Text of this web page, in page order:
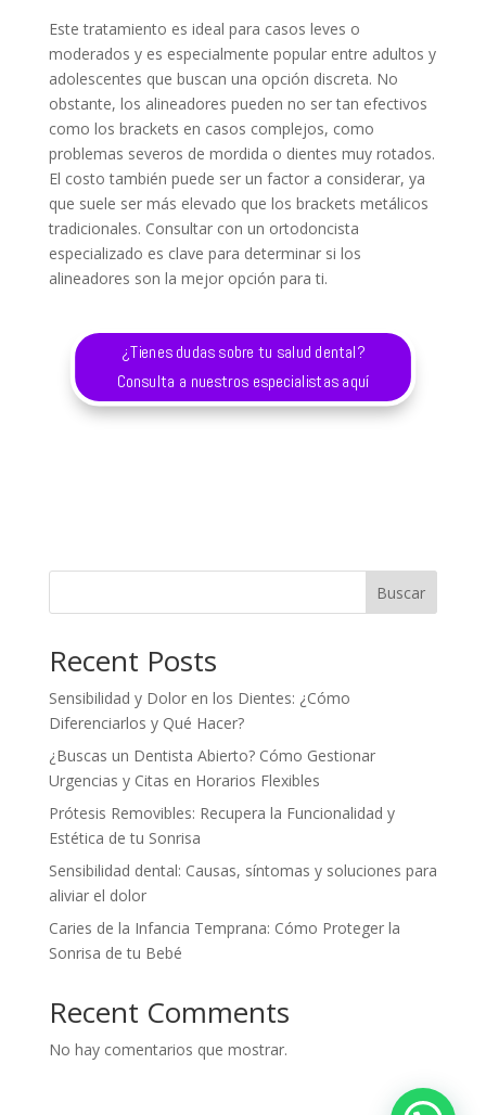
Este tratamiento es ideal para casos leves o
moderados y es especialmente popular entre adultos y
adolescentes que buscan una opción discreta. No
obstante, los alineadores pueden no ser tan efectivos
como los brackets en casos complejos, como
problemas severos de mordida o dientes muy rotados.
El costo también puede ser un factor a considerar, ya
que suele ser más elevado que los brackets metálicos
tradicionales. Consultar con un ortodoncista
especializado es clave para determinar si los
alineadores son la mejor opción para ti.
¿Tienes dudas sobre tu salud dental?
Consulta a nuestros especialistas aquí
Buscar
Recent Posts
Sensibilidad y Dolor en los Dientes: ¿Cómo
Diferenciarlos y Qué Hacer?
¿Buscas un Dentista Abierto? Cómo Gestionar
Urgencias y Citas en Horarios Flexibles
Prótesis Removibles: Recupera la Funcionalidad y
Estética de tu Sonrisa
Sensibilidad dental: Causas, síntomas y soluciones para
aliviar el dolor
Caries de la Infancia Temprana: Cómo Proteger la
Sonrisa de tu Bebé
Recent Comments
No hay comentarios que mostrar.